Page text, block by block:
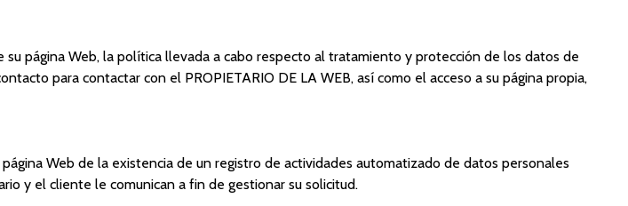
página Web, la política llevada a cabo respecto al tratamiento y protección de los datos de
para contactar con el PROPIETARIO DE LA WEB, así como el acceso a su página propia,
Web de la existencia de un registro de actividades automatizado de datos personales
y el cliente le comunican a fin de gestionar su solicitud.